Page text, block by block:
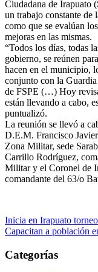
Ciudadana de Irapuato
un trabajo constante de
como que se evalúan
mejoras en las mismas.
“Todos los días, todas
gobierno, se reúnen
hacen en el municipio,
conjunto con la
de FSPE (…) Hoy
están llevando a cabo,
puntualizó.
La reunión se llevó a
D.E.M. Francisco
Zona Militar, sede
Carrillo Rodríguez,
Militar y el Coronel de
comandante del 63/o
Navegación
de
entradas
Inicia en Irapuato
Capacitan a población
Categorías